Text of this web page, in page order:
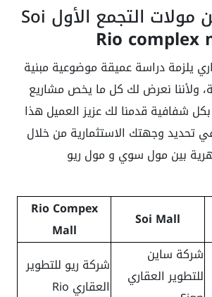
المفاضلة بين مولات التجمع الأول Soi
Rio complex
يلزمة دراسة عميقة موضوعية مبنية
ولأننا نعرض لك كل ما يخص مشاريع
بكل شفافية قدمنا لك عزيز العميل هذا
تحديد وجهتك الاستثمارية من خلال
بين مول سوي و مول ريو
Soi Mall
Rio Compex
Mall
شركة ساين
للتطوير العقاري
شركة ريو للتطوير
العقاري Rio